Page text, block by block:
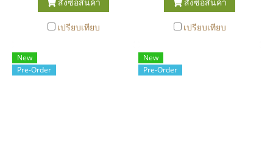
สั่งซื้อสินค้า
เปรียบเทียบ
สั่งซื้อสินค้า
เปรียบเทียบ
New
Pre-Order
New
Pre-Order